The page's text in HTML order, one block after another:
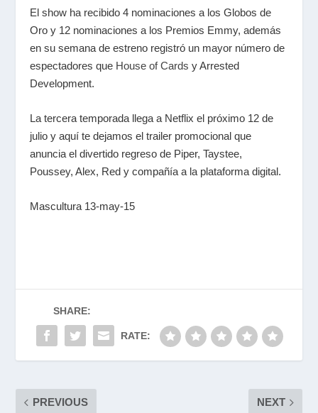
El show ha recibido 4 nominaciones a los Globos de
Oro y 12 nominaciones a los Premios Emmy, además
en su semana de estreno registró un mayor número de
espectadores que House of Cards y Arrested
Development.
La tercera temporada llega a Netflix el próximo 12 de
julio y aquí te dejamos el trailer promocional que
anuncia el divertido regreso de Piper, Taystee,
Poussey, Alex, Red y compañía a la plataforma digital.
Mascultura 13-may-15
SHARE:
RATE:
PREVIOUS NEXT